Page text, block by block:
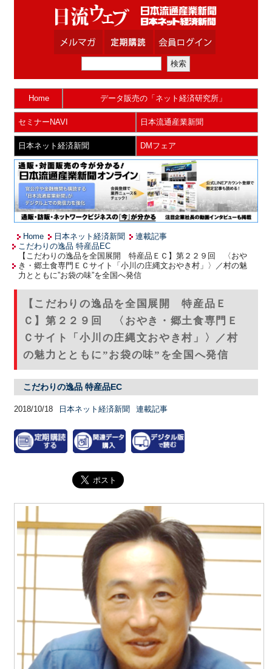
Home データ販売の「ネット経済研究所」
セミナーNAVI 日本流通産業新聞
日本ネット経済新聞 DMフェア
Home 日本ネット経済新聞
連載記事
こだわりの逸品 特産品EC
【こだわりの逸品を全国展開 特産品ＥＣ】第２２９回 〈おや
き・郷土食専門ＥＣサイト「小川の庄縄文おやき村」〉／村の魅
力とともに”お袋の味”を全国へ発信
【こだわりの逸品を全国展開 特産品Ｅ
Ｃ】第２２９回 〈おやき・郷土食専門Ｅ
Ｃサイト「小川の庄縄文おやき村」〉／村
の魅力とともに”お袋の味”を全国へ発信
こだわりの逸品 特産品EC
2018/10/18 日本ネット経済新聞 連載記事